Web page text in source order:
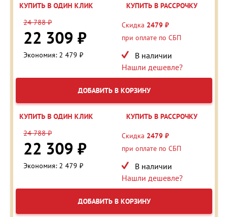
КУПИТЬ В ОДИН КЛИК
КУПИТЬ В РАССРОЧКУ
24 788 ₽
22 309 ₽
Экономия: 2 479 ₽
Скидка 2479 ₽
при оплате по СБП
В наличии
Нашли дешевле?
ДОБАВИТЬ В КОРЗИНУ
КУПИТЬ В ОДИН КЛИК
КУПИТЬ В РАССРОЧКУ
24 788 ₽
22 309 ₽
Экономия: 2 479 ₽
Скидка 2479 ₽
при оплате по СБП
В наличии
Нашли дешевле?
ДОБАВИТЬ В КОРЗИНУ